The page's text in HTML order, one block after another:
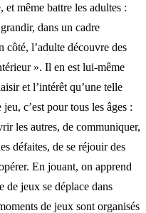
même battre les adultes :
dans un cadre
côté, l’adulte découvre des
». Il en est lui-même
et l’intérêt qu’une telle
c’est pour tous les âges :
les autres, de communiquer,
défaites, de se réjouir des
En jouant, on apprend
de jeux se déplace dans
de jeux sont organisés